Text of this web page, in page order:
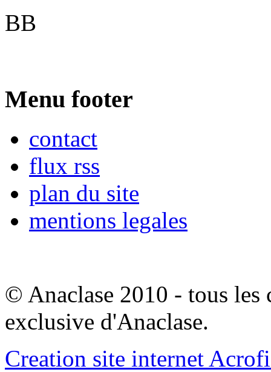
BB
Menu footer
contact
flux rss
plan du site
mentions legales
© Anaclase 2010 - tous les
exclusive d'Anaclase.
Creation site internet